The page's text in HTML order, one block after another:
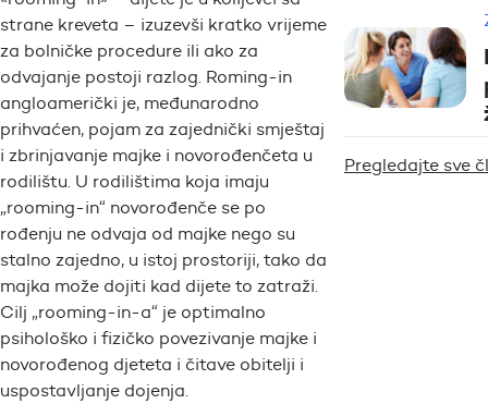
strane kreveta – izuzevši kratko vrijeme
za bolničke procedure ili ako za
odvajanje postoji razlog. Roming-in
angloamerički je, međunarodno
prihvaćen, pojam za zajednički smještaj
i zbrinjavanje majke i novorođenčeta u
rodilištu. U rodilištima koja imaju
„rooming-in“ novorođenče se po
rođenju ne odvaja od majke nego su
stalno zajedno, u istoj prostoriji, tako da
majka može dojiti kad dijete to zatraži.
Cilj „rooming-in-a“ je optimalno
psihološko i fizičko povezivanje majke i
novorođenog djeteta i čitave obitelji i
uspostavljanje dojenja.
Pregledajte sve